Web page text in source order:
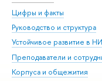
Цифры и факты
Руководство и структура
Устойчивое развитие в
Преподаватели и
Корпуса и общежития